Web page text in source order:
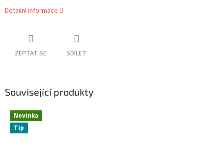
Detailní informace
ZEPTAT SE SDÍLET
Související produkty
Novinka
Tip